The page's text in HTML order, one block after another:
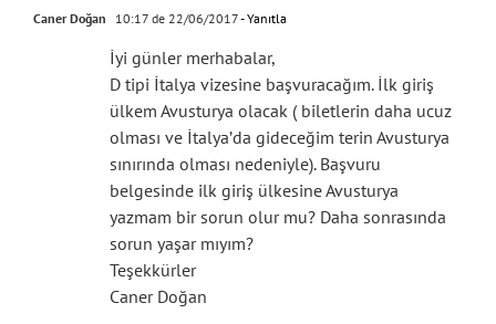
Caner Doğan 10:17 de 22/06/2017- Yanıtla
İyi günler merhabalar,
D tipi İtalya vizesine başvuracağım. İlk giriş
ülkem Avusturya olacak ( biletlerin daha ucuz
olması ve İtalya’da gideceğim terin Avusturya
sınırında olması nedeniyle). Başvuru
belgesinde ilk giriş ülkesine Avusturya
yazmam bir sorun olur mu? Daha sonrasında
sorun yaşar mıyım?
Teşekkürler
Caner Doğan